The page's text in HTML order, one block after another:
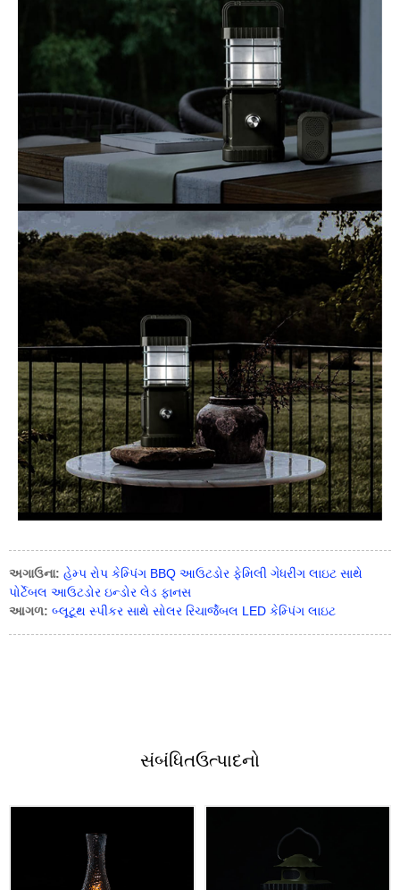
અગાઉના: હેમ્પ રોપ કેમ્પિંગ BBQ આઉટડોર ફેમિલી ગેધરીંગ લાઇટ સાથે
પોર્ટેબલ આઉટડોર ઇન્ડોર લેડ ફાનસ
આગળ: બ્લૂટૂથ સ્પીકર સાથે સોલર રિચાર્જેબલ LED કેમ્પિંગ લાઇટ
સંબંધિતઉત્પાદનો